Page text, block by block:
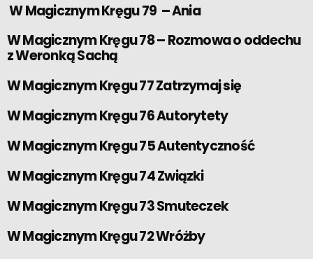
W Magicznym Kręgu 79 – Ania
W Magicznym Kręgu 78 – Rozmowa o oddechu
z Weronką Sachą
W Magicznym Kręgu 77 Zatrzymaj się
W Magicznym Kręgu 76 Autorytety
W Magicznym Kręgu 75 Autentyczność
W Magicznym Kręgu 74 Związki
W Magicznym Kręgu 73 Smuteczek
W Magicznym Kręgu 72 Wróżby